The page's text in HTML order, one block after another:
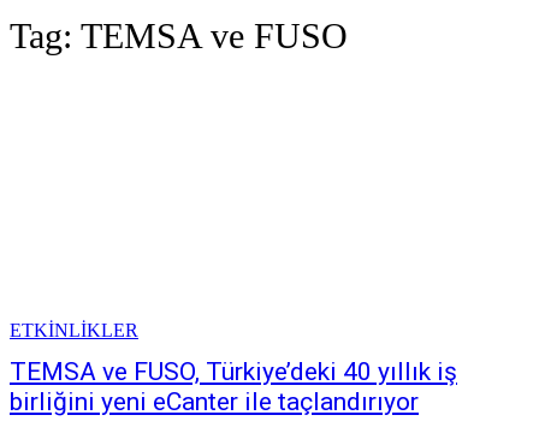
Tag: TEMSA ve FUSO
ETKİNLİKLER
TEMSA ve FUSO, Türkiye’deki 40 yıllık iş
birliğini yeni eCanter ile taçlandırıyor